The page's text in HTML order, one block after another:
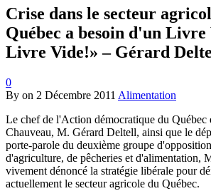
Crise dans le secteur
Québec a besoin d'un
Livre Vide!» – Gérard
0
By on 2 Décembre 2011 Alimentation
Le chef de l'Action démocratique du Québec
Chauveau, M. Gérard Deltell, ainsi que le
porte-parole du deuxième groupe
d'agriculture, de pêcheries et d'alimentation,
vivement dénoncé la stratégie libérale pour
actuellement le secteur agricole du Québec.